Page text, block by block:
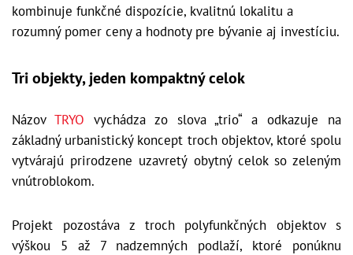
kombinuje funkčné dispozície, kvalitnú lokalitu a
rozumný pomer ceny a hodnoty pre bývanie aj investíciu.
Tri objekty, jeden kompaktný celok
Názov TRYO vychádza zo slova „trio“ a odkazuje na
základný urbanistický koncept troch objektov, ktoré spolu
vytvárajú prirodzene uzavretý obytný celok so zeleným
vnútroblokom.
Projekt pozostáva z troch polyfunkčných objektov s
výškou 5 až 7 nadzemných podlaží, ktoré ponúknu